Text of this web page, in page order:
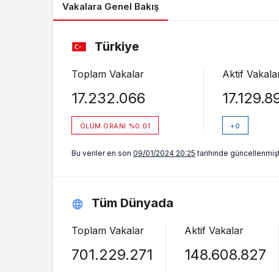
Vakalara Genel Bakış
Türkiye
Toplam Vakalar
17.232.066
ÖLÜM ORANI %0.01
Aktif
+0
Bu veriler en son 09/01/2024 20:25 tarihinde
Tüm Dünyada
Toplam Vakalar
701.229.271
Aktif Vakalar
148.608.827